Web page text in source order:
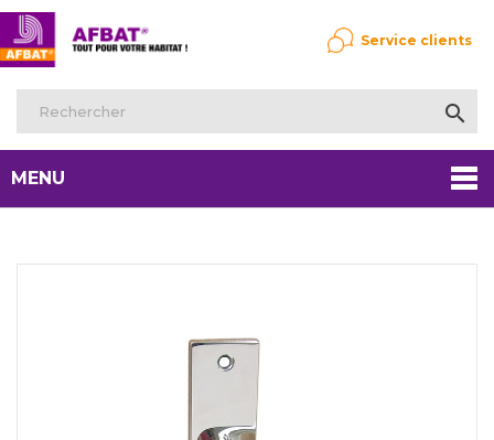

Service clients
MENU